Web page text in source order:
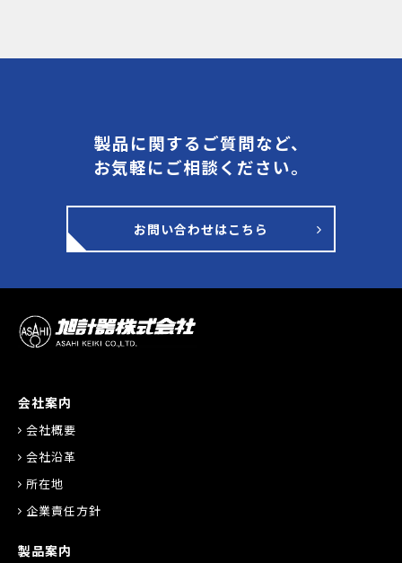
製品に関するご質問など、
お気軽にご相談ください。
お問い合わせはこちら
会社案内
会社概要
会社沿革
所在地
企業責任方針
製品案内